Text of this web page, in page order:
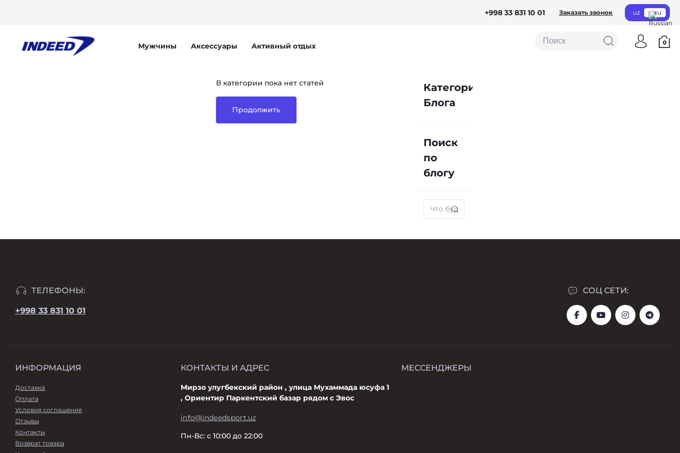
+998 33 831 10 01 Заказать звонок uz ru
0
Мужчины Аксессуары Активный отдых
В категории пока нет статей
Продолжить
Категории
Блога
Поиск
по
блогу
ТЕЛЕФОНЫ:
+998 33 831 10 01
СОЦ СЕТИ:
ИНФОРМАЦИЯ
Доставка
Оплата
Условия соглашения
Отзывы
Контакты
Возврат товара
КОНТАКТЫ И АДРЕС
Мирзо улугбекский район , улица Мухаммада юсуфа 1
, Ориентир Паркентский базар рядом с Эвос
info@indeedsport.uz
Пн-Вс: с 10:00 до 22:00
МЕССЕНДЖЕРЫ